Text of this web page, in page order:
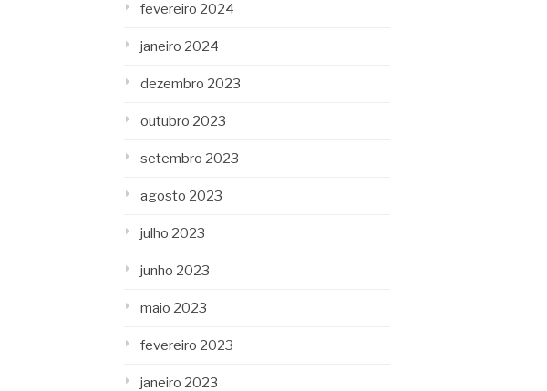
fevereiro 2024
janeiro 2024
dezembro 2023
outubro 2023
setembro 2023
agosto 2023
julho 2023
junho 2023
maio 2023
fevereiro 2023
janeiro 2023